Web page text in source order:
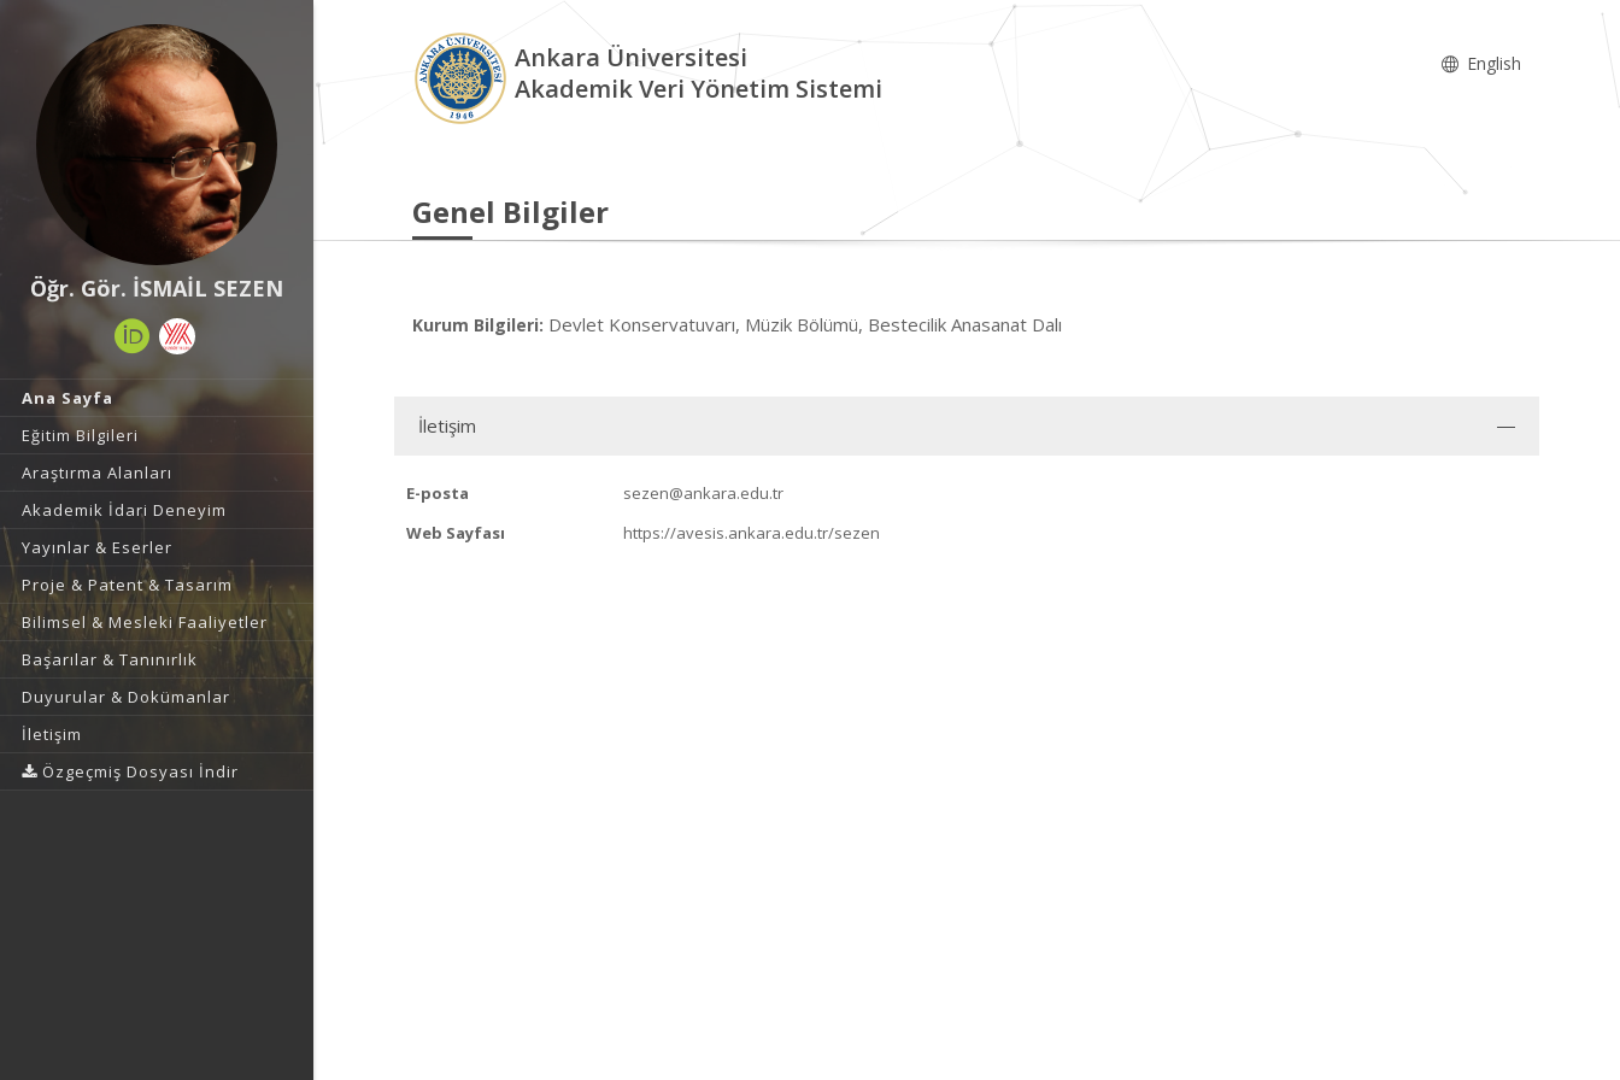
Öğr. Gör. İSMAİL SEZEN
Ana Sayfa
Eğitim Bilgileri
Araştırma Alanları
Akademik İdari Deneyim
Yayınlar & Eserler
Proje & Patent & Tasarım
Bilimsel & Mesleki Faaliyetler
Başarılar & Tanınırlık
Duyurular & Dokümanlar
İletişim
Özgeçmiş Dosyası İndir
Ankara Üniversitesi
Akademik Veri Yönetim Sistemi
English
Genel Bilgiler
Kurum Bilgileri: Devlet Konservatuvarı, Müzik Bölümü, Bestecilik Anasanat Dalı
İletişim
E-posta
sezen@ankara.edu.tr
Web Sayfası
https://avesis.ankara.edu.tr/sezen